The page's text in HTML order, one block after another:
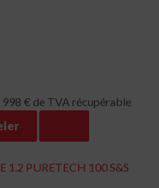
998 € de TVA récupérable